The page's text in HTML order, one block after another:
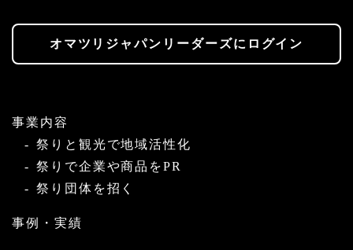
オマツリジャパンリーダーズにログイン
事業内容
祭りと観光で地域活性化
祭りで企業や商品をPR
祭り団体を招く
事例・実績